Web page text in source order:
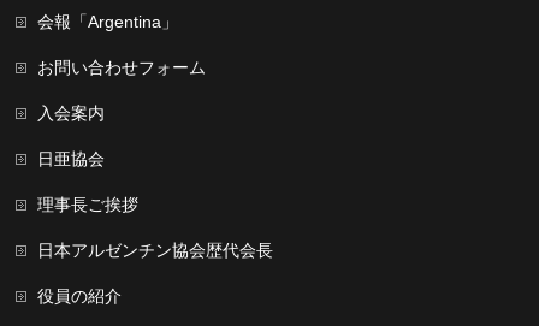
会報「Argentina」
お問い合わせフォーム
入会案内
日亜協会
理事長ご挨拶
日本アルゼンチン協会歴代会長
役員の紹介